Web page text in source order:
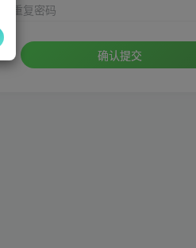
重复密码
确认提交